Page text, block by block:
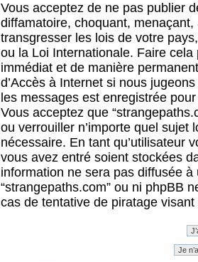
Vous acceptez de ne pas publier
diffamatoire, choquant,
transgresser les lois de votre
ou la Loi Internationale. Faire
immédiat et de manière
d’Accès à Internet si nous
les messages est enregistrée
Vous acceptez que
ou verrouiller n’importe quel sujet
nécessaire. En tant qu’utilisateur
vous avez entré soient stockées
information ne sera pas diffusée
“strangepaths.com” ou ni phpBB
cas de tentative de piratage